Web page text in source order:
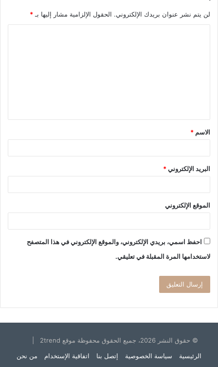
لن يتم نشر عنوان بريدك الإلكتروني. الحقول الإلزامية مشار إليها بـ *
ق
*
الاسم *
البريد الإلكتروني*
الموقع الإلكتروني
احفظ اسمي، بريدي الإلكتروني، والموقع الإلكتروني في هذا المتصفح
لاستخدامها المرة المقبلة في تعليقي.
© حقوق النشر 2026، جميع الحقوق محفوظة موقع 2trend |
الرئيسية
سياسة الخصوصية إتصل بنا اتفاقية الإستخدام من نحن